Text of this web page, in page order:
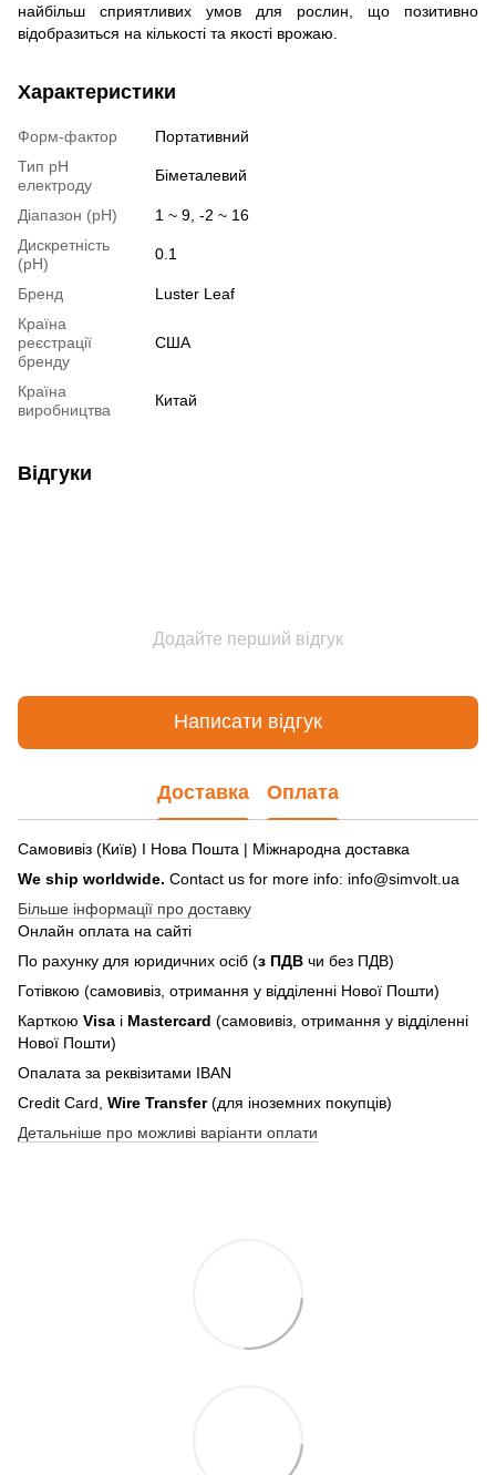
найбільш сприятливих умов для рослин, що позитивно
відобразиться на кількості та якості врожаю.
Характеристики
Форм-фактор
Портативний
Тип pH
електроду
Біметалевий
Діапазон (pH)
1 ~ 9, -2 ~ 16
Дискретність
(pH)
0.1
Бренд
Luster Leaf
Країна
реєстрації
бренду
США
Країна
виробництва
Китай
Відгуки
Додайте перший відгук
Написати відгук
Доставка Оплата
Самовивіз (Київ) І Нова Пошта | Міжнародна доставка
We ship worldwide. Contact us for more info: info@simvolt.ua
Більше інформації про доставку
Онлайн оплата на сайті
По рахунку для юридичних осіб (з ПДВ чи без ПДВ)
Готівкою (самовивіз, отримання у відділенні Нової Пошти)
Карткою Visa і Mastercard (самовивіз, отримання у відділенні
Нової Пошти)
Опалата за реквізитами IBAN
Credit Card, Wire Transfer(для іноземних покупців)
Детальніше про можливі варіанти оплати